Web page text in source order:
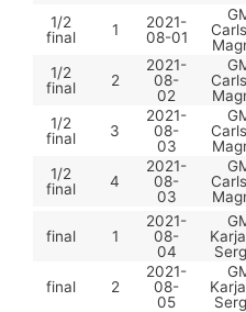
1/2
final
1
2021-
08-01
1/2
final
2
2021-
08-
02
1/2
final
3
2021-
08-
03
1/2
final
4
2021-
08-
03
final 1
2021-
08-
04
final
2
2021-
08-
05